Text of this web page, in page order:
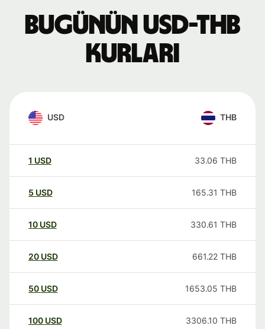
Bugünün USD-THB
kurları
USD THB
1 USD 33.06 THB
5 USD 165.31 THB
10 USD 330.61 THB
20 USD 661.22 THB
50 USD 1653.05 THB
100 USD 3306.10 THB